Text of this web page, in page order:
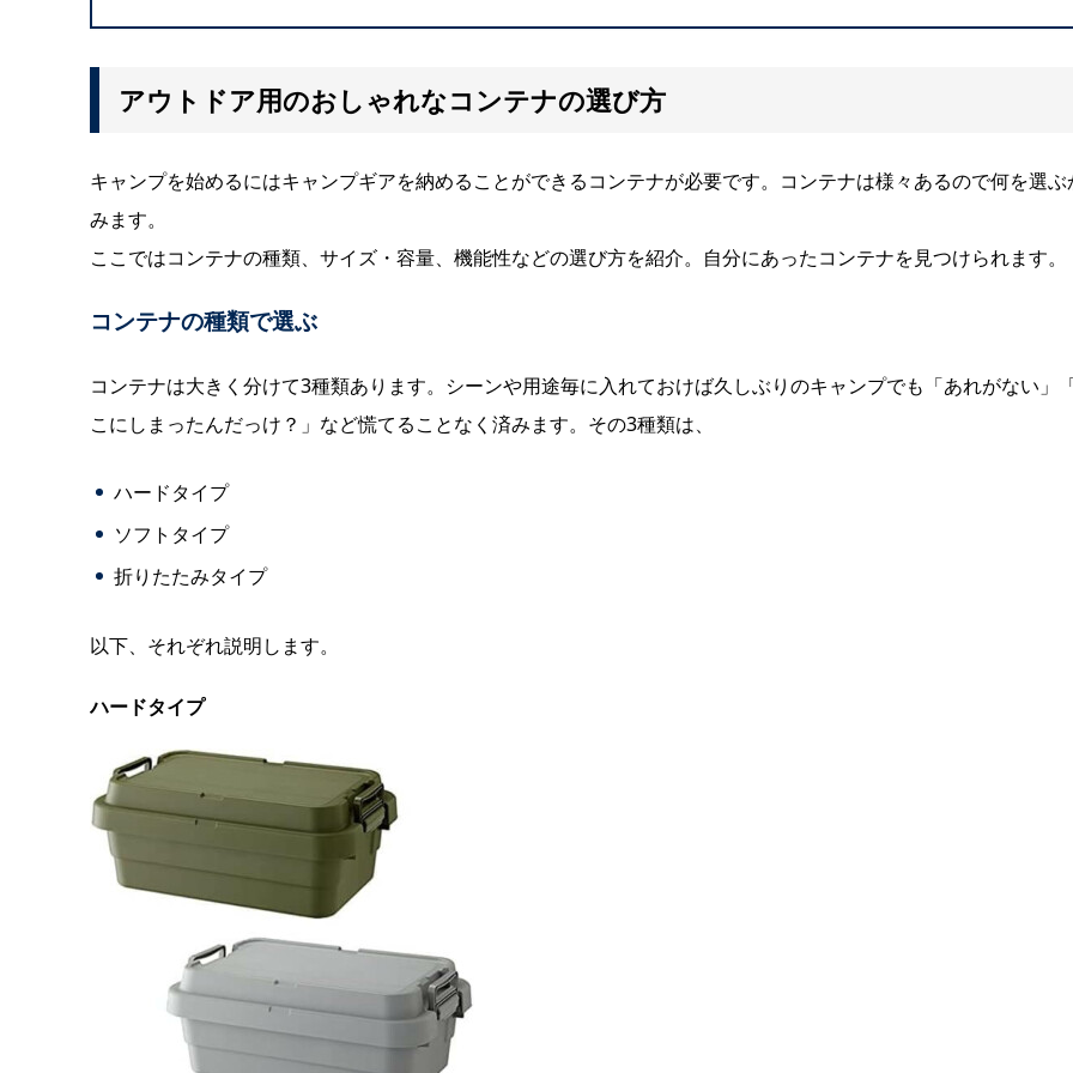
アウトドア用のおしゃれなコンテナの選び方
キャンプを始めるにはキャンプギアを納めることができるコンテナが必要です。コンテナは様々あるので何を選ぶ
みます。
ここではコンテナの種類、サイズ・容量、機能性などの選び方を紹介。自分にあったコンテナを見つけられます。
コンテナの種類で選ぶ
コンテナは大きく分けて3種類あります。シーンや用途毎に入れておけば久しぶりのキャンプでも「あれがない」
こにしまったんだっけ？」など慌てることなく済みます。その3種類は、
ハードタイプ
ソフトタイプ
折りたたみタイプ
以下、それぞれ説明します。
ハードタイプ